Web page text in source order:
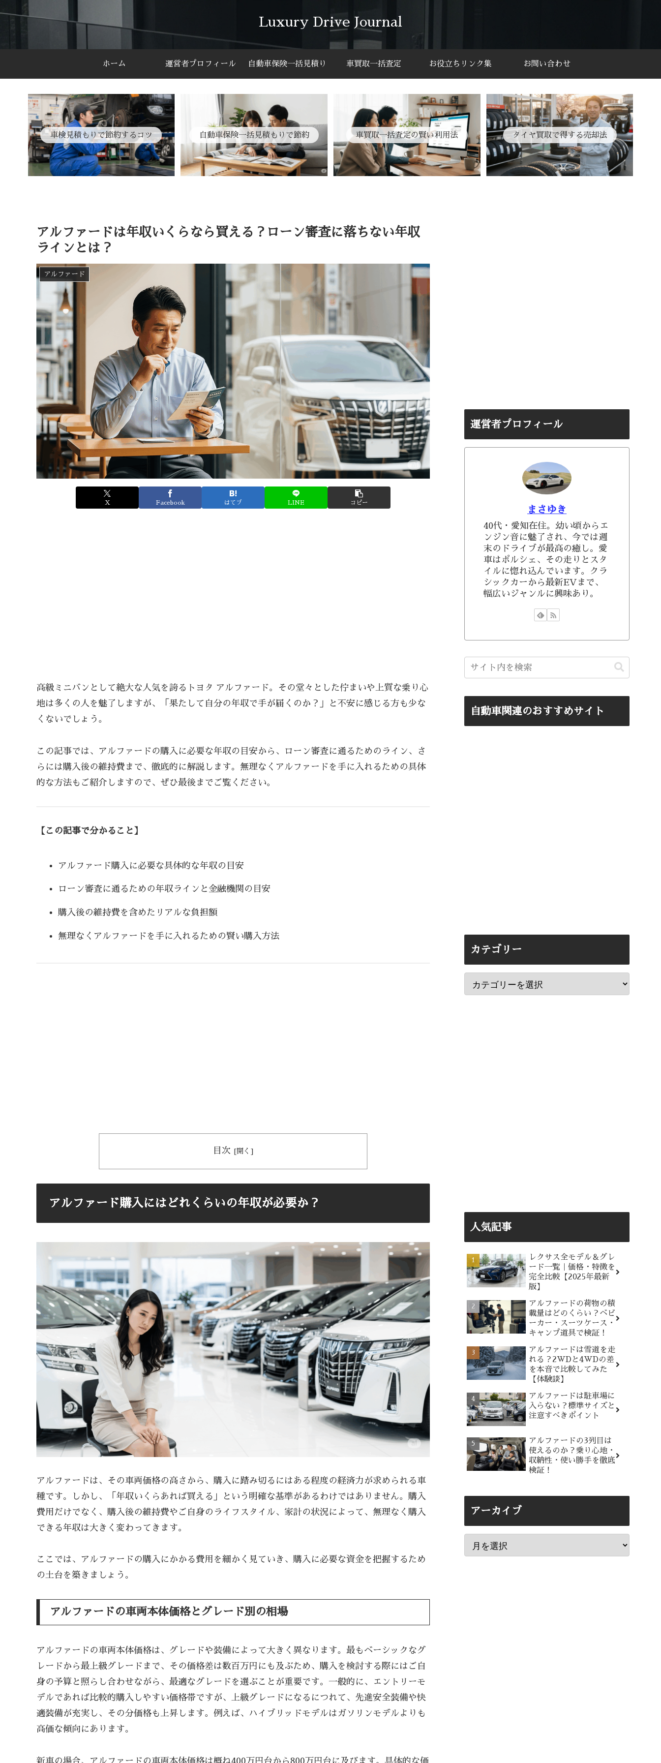
Luxury Drive Journal
ホーム 運営者プロフィール 自動車保険一括見積り 車買取一括査定 お役立ちリンク集 お問い合わせ
車検見積もりで節約するコツ 自動車保険一括見積もりで節約 車買取一括査定の賢い利用法 タイヤ買取で得する売却法
アルファードは年収いくらなら買える？ローン審査に落ちない年収
ラインとは？
アルファード
X Facebook はてブ LINE コピー
高級ミニバンとして絶大な人気を誇るトヨタ アルファード。その堂々とした佇まいや上質な乗り心
地は多くの人を魅了しますが、「果たして自分の年収で手が届くのか？」と不安に感じる方も少な
くないでしょう。
この記事では、アルファードの購入に必要な年収の目安から、ローン審査に通るためのライン、さ
らには購入後の維持費まで、徹底的に解説します。無理なくアルファードを手に入れるための具体
的な方法もご紹介しますので、ぜひ最後までご覧ください。
【この記事で分かること】
アルファード購入に必要な具体的な年収の目安
ローン審査に通るための年収ラインと金融機関の目安
購入後の維持費を含めたリアルな負担額
無理なくアルファードを手に入れるための賢い購入方法
目次
アルファード購入にはどれくらいの年収が必要か？
アルファードは、その車両価格の高さから、購入に踏み切るにはある程度の経済力が求められる車
種です。しかし、「年収いくらあれば買える」という明確な基準があるわけではありません。購入
費用だけでなく、購入後の維持費やご自身のライフスタイル、家計の状況によって、無理なく購入
できる年収は大きく変わってきます。
ここでは、アルファードの購入にかかる費用を細かく見ていき、購入に必要な資金を把握するため
の土台を築きましょう。
アルファードの車両本体価格とグレード別の相場
アルファードの車両本体価格は、グレードや装備によって大きく異なります。最もベーシックなグ
レードから最上級グレードまで、その価格差は数百万円にも及ぶため、購入を検討する際にはご自
身の予算と照らし合わせながら、最適なグレードを選ぶことが重要です。一般的に、エントリーモ
デルであれば比較的購入しやすい価格帯ですが、上級グレードになるにつれて、先進安全装備や快
適装備が充実し、その分価格も上昇します。例えば、ハイブリッドモデルはガソリンモデルよりも
高価な傾向にあります。
新車の場合、アルファードの車両本体価格は概ね400万円台から800万円台に及びます。具体的な価
運営者プロフィール
まさゆき
40代・愛知在住。幼い頃からエ
ンジン音に魅了され、今では週
末のドライブが最高の癒し。愛
車はポルシェ、その走りとスタ
イルに惚れ込んでいます。クラ
シックカーから最新EVまで、
幅広いジャンルに興味あり。
自動車関連のおすすめサイト
カテゴリー
人気記事
レクサス全モデル＆グレ
ード一覧｜価格・特徴を
完全比較【2025年最新
版】
アルファードの荷物の積
載量はどのくらい？ベビ
ーカー・スーツケース・
キャンプ道具で検証！
アルファードは雪道を走
れる？2WDと4WDの差
を本音で比較してみた
【体験談】
アルファードは駐車場に
入らない？標準サイズと
注意すべきポイント
アルファードの3列目は
使えるのか？乗り心地・
収納性・使い勝手を徹底
検証！
アーカイブ